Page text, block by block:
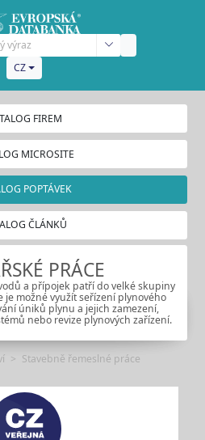
CZ
FIREM
MICROSITE
POPTÁVEK
ČLÁNKŮ
PRÁCE
a přípojek patří do velké skupiny
je možné využít seřízení plynového
úniků plynu a jejich zamezení,
nebo revize plynových zařízení.
Stavebně řemeslné práce